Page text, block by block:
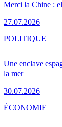
Merci la Chine :
27.07.2026
Une enclave
la mer
30.07.2026
POLITIQUE
ÉCONOMIE